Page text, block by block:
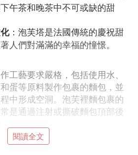
下午茶和晚茶中不可或缺的甜
：泡芙塔是法國傳統的慶祝甜
人們對滿滿的幸福的憧憬。
工藝要求嚴格，包括使用水、
蛋等原料製作包裹的麵包，並
中形成空洞。泡芙裡麵包裹的
是通過注射或撕破麵包頂部後
西點小知識》泡芙
閱讀全文